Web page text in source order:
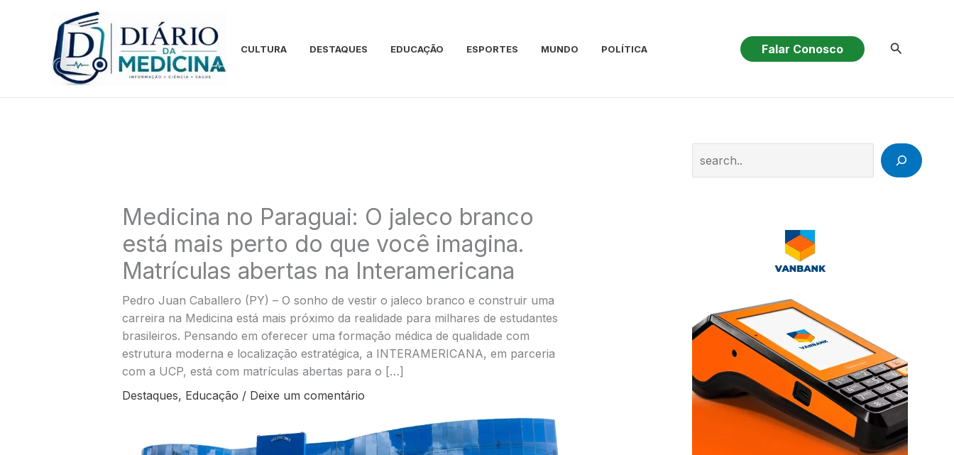
CULTURA DESTAQUES EDUCAÇÃO ESPORTES MUNDO POLÍTICA Falar Conosco Pesquisar
Medicina no Paraguai: O jaleco branco
está mais perto do que você imagina.
Matrículas abertas na Interamericana
Pedro Juan Caballero (PY) – O sonho de vestir o jaleco branco e construir uma
carreira na Medicina está mais próximo da realidade para milhares de estudantes
brasileiros. Pensando em oferecer uma formação médica de qualidade com
estrutura moderna e localização estratégica, a INTERAMERICANA, em parceria
com a UCP, está com matrículas abertas para o […]
Destaques, Educação / Deixe um comentário